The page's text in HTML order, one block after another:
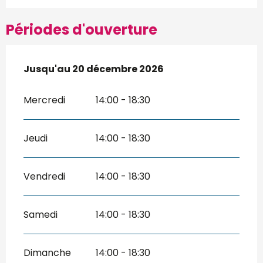
Périodes d'ouverture
Du7 février 2026au20 décembre 2026
Jusqu'au 20 décembre 2026
Mercredi 14:00 - 18:30
Jeudi 14:00 - 18:30
Vendredi 14:00 - 18:30
Samedi 14:00 - 18:30
Dimanche 14:00 - 18:30